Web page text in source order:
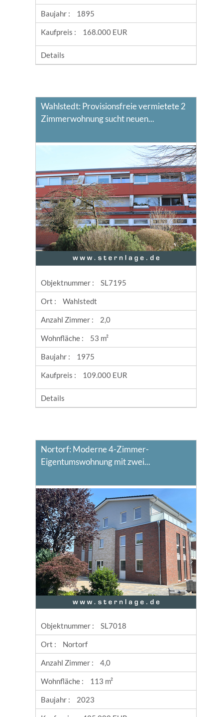
Baujahr : 1895
Kaufpreis : 168.000 EUR
Details
Wahlstedt: Provisionsfreie vermietete 2
Zimmerwohnung sucht neuen...
Objektnummer : SL7195
Ort : Wahlstedt
Anzahl Zimmer : 2,0
Wohnfläche : 53 m²
Baujahr : 1975
Kaufpreis : 109.000 EUR
Details
Nortorf: Moderne 4-Zimmer-
Eigentumswohnung mit zwei...
Objektnummer : SL7018
Ort : Nortorf
Anzahl Zimmer : 4,0
Wohnfläche : 113 m²
Baujahr : 2023